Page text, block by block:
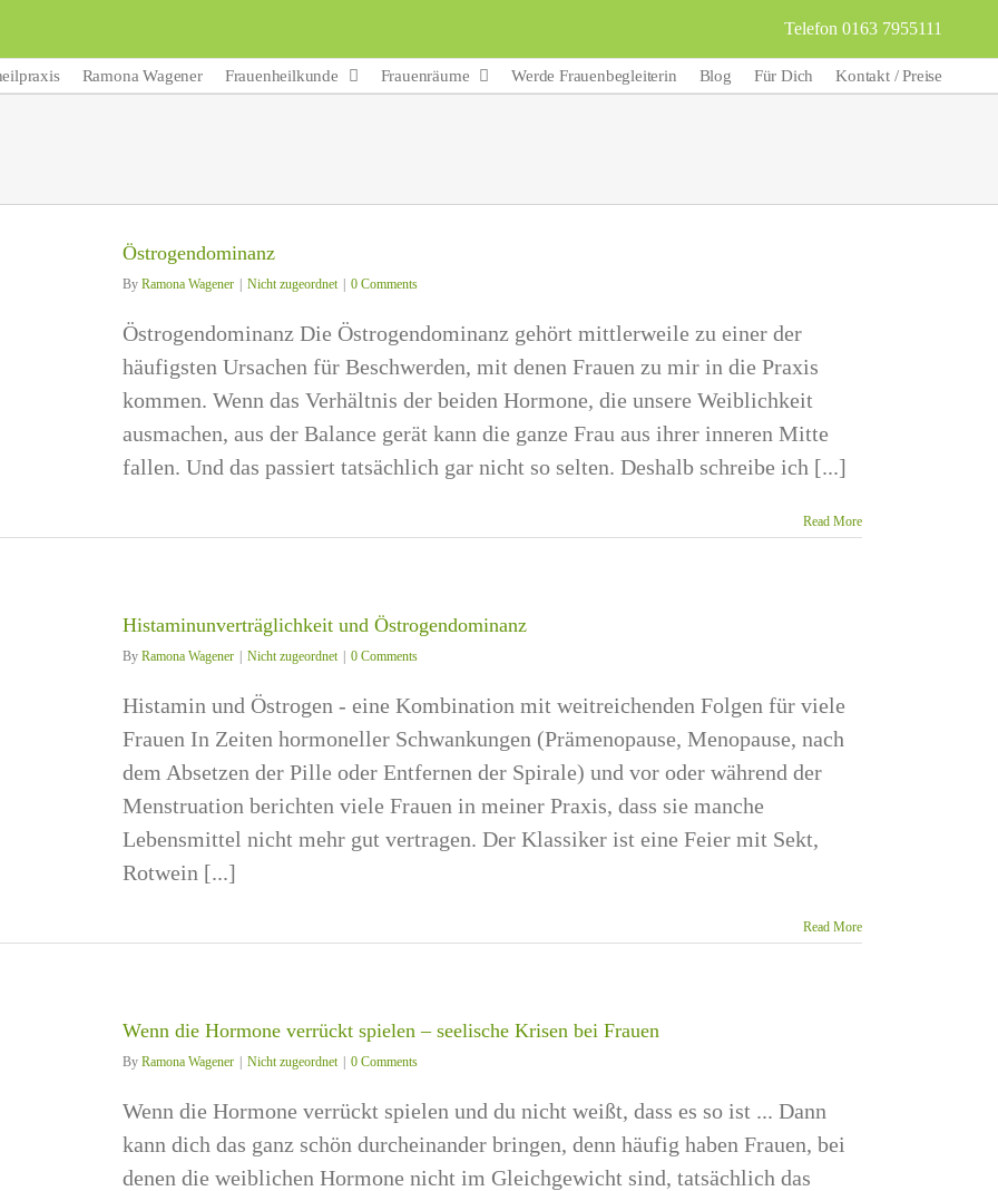
Telefon 0163 7955111
Ramona Wagener Frauenheilkunde Frauenräume Werde Frauenbegleiterin Blog Für Dich Kontakt / Preise
Östrogendominanz
By Ramona Wagener Nicht zugeordnet 0 Comments
Östrogendominanz Die Östrogendominanz gehört mittlerweile zu einer der
häufigsten Ursachen für Beschwerden, mit denen Frauen zu mir in die Praxis
kommen. Wenn das Verhältnis der beiden Hormone, die unsere Weiblichkeit
ausmachen, aus der Balance gerät kann die ganze Frau aus ihrer inneren Mitte
fallen. Und das passiert tatsächlich gar nicht so selten. Deshalb schreibe ich [...]
Read More
Histaminunverträglichkeit und Östrogendominanz
By Ramona Wagener Nicht zugeordnet 0 Comments
Histamin und Östrogen - eine Kombination mit weitreichenden Folgen für viele
Frauen In Zeiten hormoneller Schwankungen (Prämenopause, Menopause, nach
dem Absetzen der Pille oder Entfernen der Spirale) und vor oder während der
Menstruation berichten viele Frauen in meiner Praxis, dass sie manche
Lebensmittel nicht mehr gut vertragen. Der Klassiker ist eine Feier mit Sekt,
Rotwein [...]
Read More
Wenn die Hormone verrückt spielen – seelische Krisen bei Frauen
By Ramona Wagener Nicht zugeordnet 0 Comments
Wenn die Hormone verrückt spielen und du nicht weißt, dass es so ist ... Dann
kann dich das ganz schön durcheinander bringen, denn häufig haben Frauen, bei
denen die weiblichen Hormone nicht im Gleichgewicht sind, tatsächlich das